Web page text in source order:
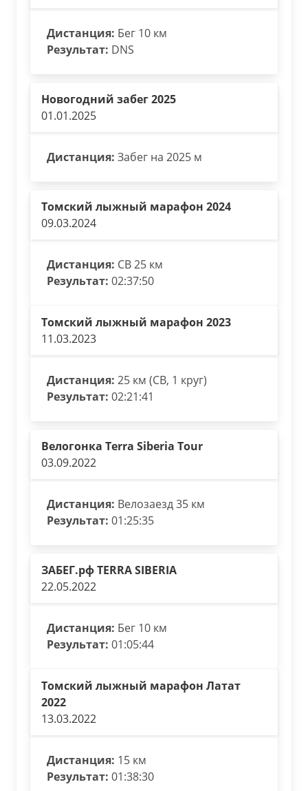
Дистанция: Бег 10 км
Результат: DNS
Новогодний забег 2025
01.01.2025
Дистанция: Забег на 2025 м
Томский лыжный марафон 2024
09.03.2024
Дистанция: СВ 25 км
Результат: 02:37:50
Томский лыжный марафон 2023
11.03.2023
Дистанция: 25 км (СВ, 1 круг)
Результат: 02:21:41
Велогонка Terra Siberia Tour
03.09.2022
Дистанция: Велозаезд 35 км
Результат: 01:25:35
ЗАБЕГ.рф TERRA SIBERIA
22.05.2022
Дистанция: Бег 10 км
Результат: 01:05:44
Томский лыжный марафон Латат
2022
13.03.2022
Дистанция: 15 км
Результат: 01:38:30